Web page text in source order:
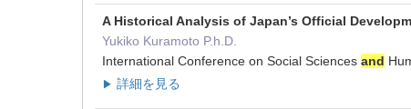
A Historical Analysis of Japan’s Official
Yukiko Kuramoto P.h.D.
International Conference on Social Sciences and
▶ 詳細を見る